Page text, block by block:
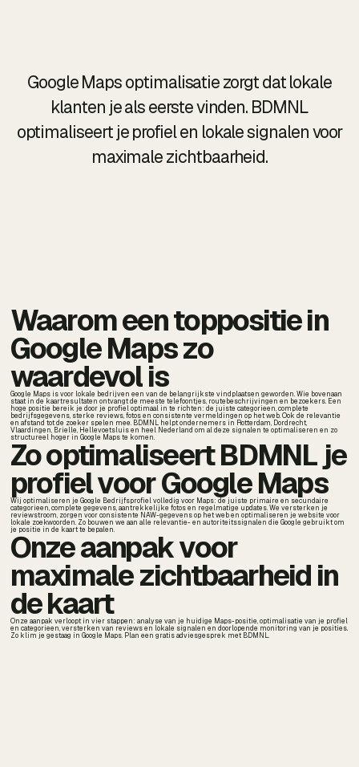
Google Maps optimalisatie zorgt dat lokale
klanten je als eerste vinden. BDMNL
optimaliseert je profiel en lokale signalen voor
maximale zichtbaarheid.
Waarom een toppositie in
Google Maps zo
waardevol is
Google Maps is voor lokale bedrijven een van de belangrijkste vindplaatsen geworden. Wie bovenaan
staat in de kaartresultaten ontvangt de meeste telefoontjes, routebeschrijvingen en bezoekers. Een
hoge positie bereik je door je profiel optimaal in te richten: de juiste categorieen, complete
bedrijfsgegevens, sterke reviews, fotos en consistente vermeldingen op het web. Ook de relevantie
en afstand tot de zoeker spelen mee. BDMNL helpt ondernemers in Rotterdam, Dordrecht,
Vlaardingen, Brielle, Hellevoetsluis en heel Nederland om al deze signalen te optimaliseren en zo
structureel hoger in Google Maps te komen.
Zo optimaliseert BDMNL je
profiel voor Google Maps
Wij optimaliseren je Google Bedrijfsprofiel volledig voor Maps: de juiste primaire en secundaire
categorieen, complete gegevens, aantrekkelijke fotos en regelmatige updates. We versterken je
reviewstroom, zorgen voor consistente NAW-gegevens op het web en optimaliseren je website voor
lokale zoekwoorden. Zo bouwen we aan alle relevantie- en autoriteitssignalen die Google gebruikt om
je positie in de kaart te bepalen.
Onze aanpak voor
maximale zichtbaarheid in
de kaart
Onze aanpak verloopt in vier stappen: analyse van je huidige Maps-positie, optimalisatie van je profiel
en categorieen, versterken van reviews en lokale signalen en doorlopende monitoring van je posities.
Zo klim je gestaag in Google Maps. Plan een gratis adviesgesprek met BDMNL.